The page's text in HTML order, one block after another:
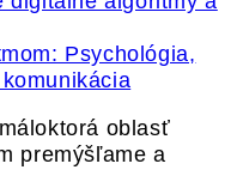
Psychológia,
oblasť
premýšľame a